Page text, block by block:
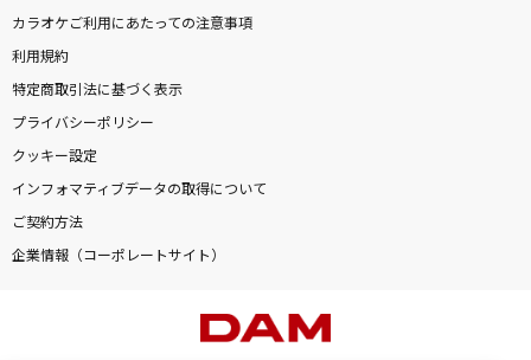
カラオケご利用にあたっての注意事項
利用規約
特定商取引法に基づく表示
プライバシーポリシー
クッキー設定
インフォマティブデータの取得について
ご契約方法
企業情報（コーポレートサイト）